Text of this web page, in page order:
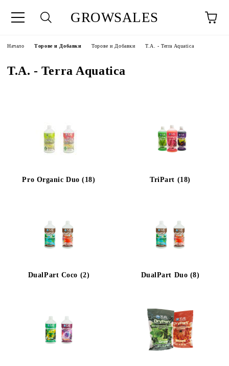
GROWSALES
Начало Торове и Добавки Торове и Добавки T.A. - Terra Aquatica
T.A. - Terra Aquatica
Pro Organic Duo (18) TriPart (18)
DualPart Coco (2) DualPart Duo (8)